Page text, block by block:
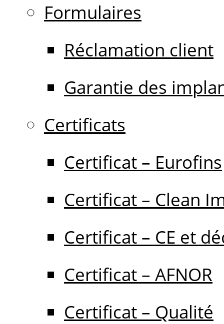
Formulaires
Réclamation client
Garantie des
Certificats
Certificat – Eurofins
Certificat – Clean
Certificat – CE et
Certificat – AFNOR
Certificat – Qualité